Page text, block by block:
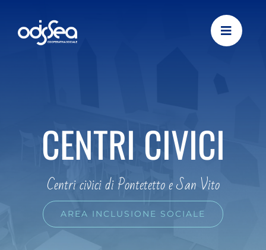
content
CENTRI CIVICI
Centri civici di Pontetetto e San Vito
AREA INCLUSIONE SOCIALE